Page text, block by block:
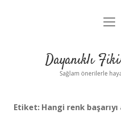
Anasayfa
Yasal
Dayanıklı
Sağlam önerilerle
Etiket: Hangi renk